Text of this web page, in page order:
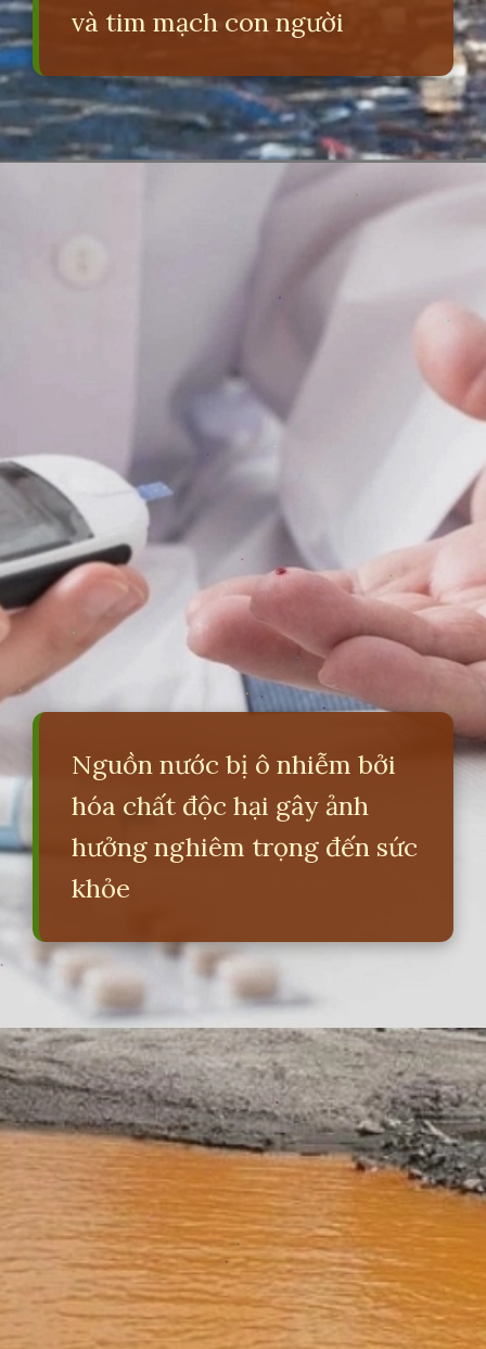
và tim mạch con người
Nguồn nước bị ô nhiễm bởi
hóa chất độc hại gây ảnh
hưởng nghiêm trọng đến sức
khỏe
Đang mở https://erci.edu.vn/tac-hai-gay-o-nhiem-moi-truong